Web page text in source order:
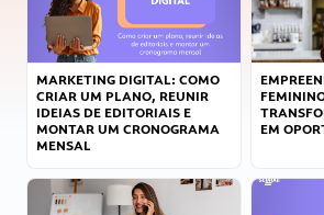
MARKETING DIGITAL: COMO
CRIAR UM PLANO, REUNIR
IDEIAS DE EDITORIAIS E
MONTAR UM CRONOGRAMA
MENSAL
EM